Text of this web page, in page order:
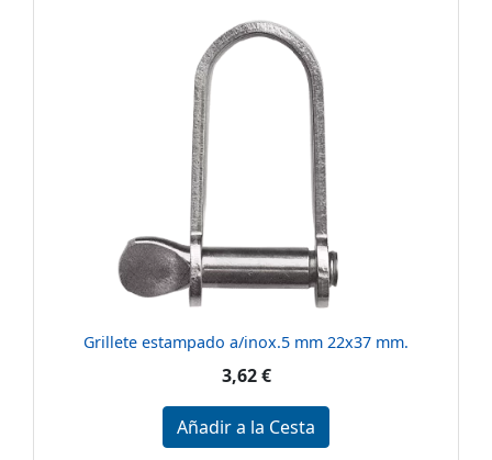
Grillete estampado a/inox.5 mm 22x37 mm.
3,62 €
Añadir a la Cesta